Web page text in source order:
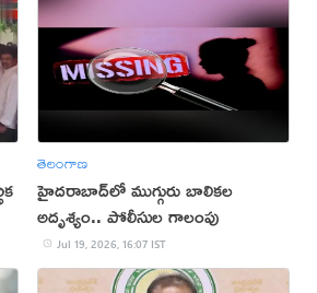
తెలంగాణ
హైదరాబాద్‌లో ముగ్గురు బాలికల
అదృశ్యం.. పోలీసుల గాలంపు
Jul 19, 2026, 16:07 IST